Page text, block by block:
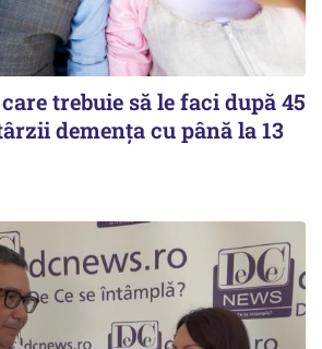
trebuie să le faci după 45
demența cu până la 13